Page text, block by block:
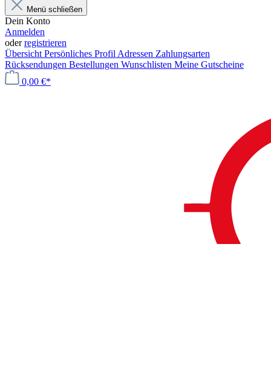
Menü schließen
Dein Konto
Anmelden
oderregistrieren
Übersicht Persönliches Profil Adressen Zahlungsarten
Rücksendungen Bestellungen Wunschlisten Meine Gutscheine
0,00 €*